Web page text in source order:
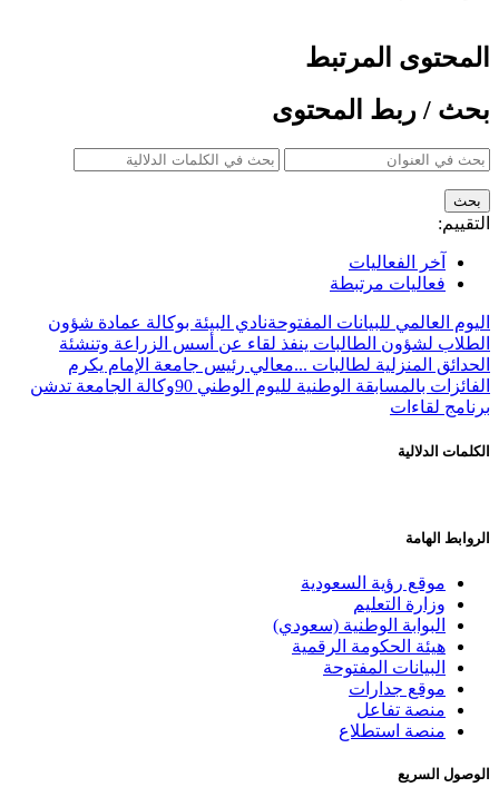
المحتوى المرتبط
بحث / ربط المحتوى
التقييم:
آخر الفعاليات
فعاليات مرتبطة
اليوم العالمي للبيانات المفتوحةنادي البيئة بوكالة عمادة شؤون
الطلاب لشؤون الطالبات ينفذ لقاء عن أسس الزراعة وتنشئة
الحدائق المنزلية لطالبات ...معالي رئيس جامعة الإمام يكرم
الفائزات بالمسابقة الوطنية لليوم الوطني 90
وكالة الجامعة تدشن
برنامج لقاءات
الكلمات الدلالية
الروابط الهامة
موقع رؤية السعودية
وزارة التعليم
البوابة الوطنية (سعودي)
هيئة الحكومة الرقمية
البيانات المفتوحة
موقع جدارات
منصة تفاعل
منصة استطلاع
الوصول السريع